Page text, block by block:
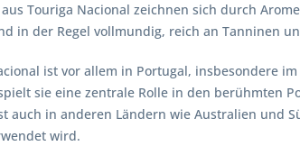
Touriga Nacional zeichnen sich durch
in der Regel vollmundig, reich an Tanninen
ist vor allem in Portugal, insbesondere
sie eine zentrale Rolle in den berühmten
auch in anderen Ländern wie Australien und
wird.